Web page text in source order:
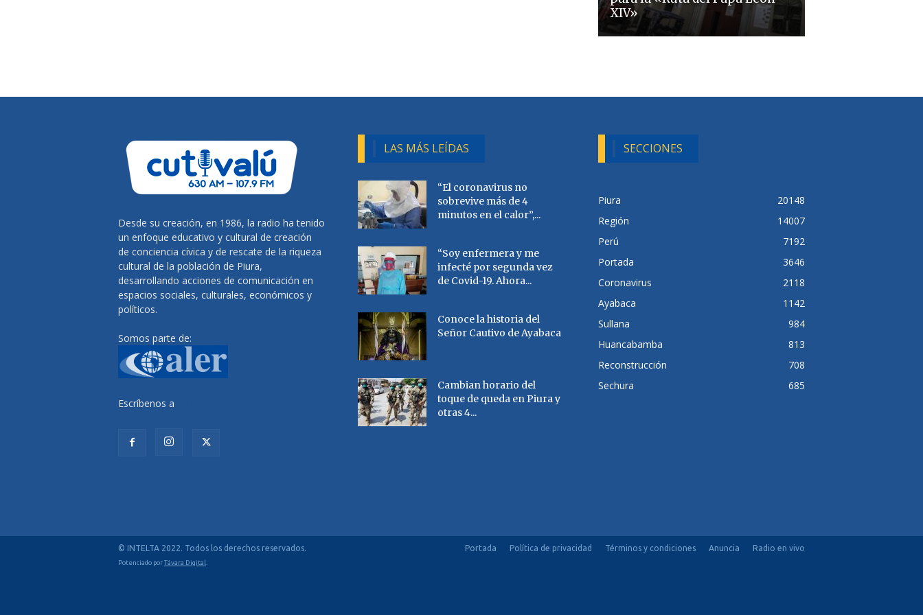
XIV»
Desde su creación, en 1986, la radio ha tenido
un enfoque educativo y cultural de creación
de conciencia cívica y de rescate de la riqueza
cultural de la población de Piura,
desarrollando acciones de comunicación en
espacios sociales, culturales, económicos y
políticos.
Somos parte de:
Escríbenos a
LAS MÁS LEÍDAS
“El coronavirus no
sobrevive más de 4
minutos en el calor”,...
“Soy enfermera y me
infecté por segunda vez
de Covid-19. Ahora...
Conoce la historia del
Señor Cautivo de Ayabaca
Cambian horario del
toque de queda en Piura y
otras 4...
SECCIONES
Piura
20148
Región
14007
Perú
7192
Portada
3646
Coronavirus
2118
Ayabaca
1142
Sullana
984
Huancabamba
813
Reconstrucción
708
Sechura
685
Portada Política de privacidad Términos y condiciones Anuncia Radio en vivo
© INTELTA 2022. Todos los derechos reservados.
Potenciado porTávara Digital